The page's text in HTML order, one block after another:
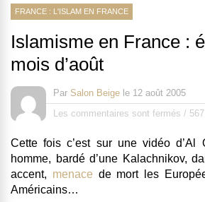
FRANCE : L'ISLAM EN FRANCE
Islamisme en France :
mois d’août
Par Salon Beige le 12 août 2005
Les commentaires sont fermés /
Cette fois c’est sur une vidéo d’Al
homme, bardé d’une Kalachnikov,
accent, menace de mort les
Américains…